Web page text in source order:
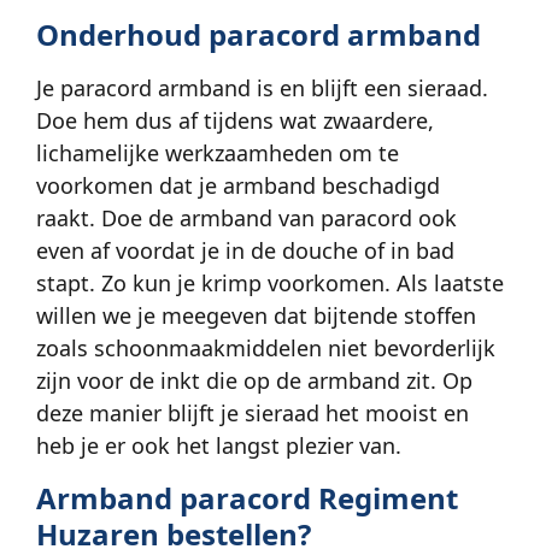
Onderhoud paracord armband
Je paracord armband is en blijft een sieraad.
Doe hem dus af tijdens wat zwaardere,
lichamelijke werkzaamheden om te
voorkomen dat je armband beschadigd
raakt. Doe de armband van paracord ook
even af voordat je in de douche of in bad
stapt. Zo kun je krimp voorkomen. Als laatste
willen we je meegeven dat bijtende stoffen
zoals schoonmaakmiddelen niet bevorderlijk
zijn voor de inkt die op de armband zit. Op
deze manier blijft je sieraad het mooist en
heb je er ook het langst plezier van.
Armband paracord Regiment
Huzaren bestellen?